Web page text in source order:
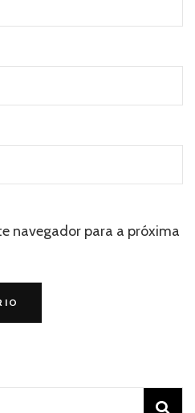
navegador para a próxima